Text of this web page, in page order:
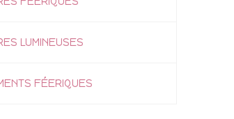
LUMINEUSES
FÉERIQUES